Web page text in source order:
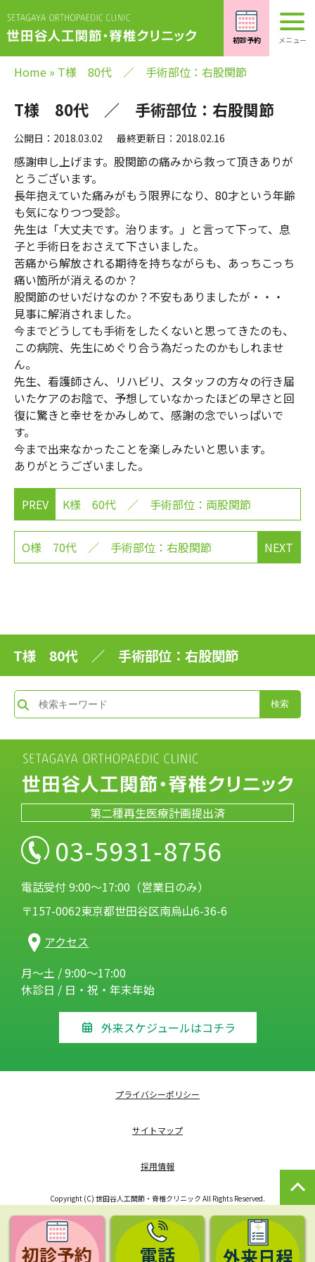
Home » T様 80代 ／ 手術部位：右股関節
T様 80代 ／ 手術部位：右股関節
公開日：2018.03.02 最終更新日：2018.02.16
感謝申し上げます。股関節の痛みから救って頂きありが
とうございます。
長年抱えていた痛みがもう限界になり、80才という年齢
も気になりつつ受診。
先生は「大丈夫です。治ります。」と言って下って、息
子と手術日をおさえて下さいました。
苦痛から解放される期待を持ちながらも、あっちこっち
痛い箇所が消えるのか？
股関節のせいだけなのか？不安もありましたが・・・
見事に解消されました。
今までどうしても手術をしたくないと思ってきたのも、
この病院、先生にめぐり合う為だったのかもしれませ
ん。
先生、看護師さん、リハビリ、スタッフの方々の行き届
いたケアのお陰で、予想していなかったほどの早さと回
復に驚きと幸せをかみしめて、感謝の念でいっぱいで
す。
今まで出来なかったことを楽しみたいと思います。
ありがとうございました。
PREV K様 60代 ／ 手術部位：両股関節
NEXT
O様 70代 ／ 手術部位：右股関節
T様 80代 ／ 手術部位：右股関節
第二種再生医療計画提出済
03-5931-8756
電話受付 9:00～17:00（営業日のみ）
〒157-0062東京都世田谷区南烏山6-36-6
アクセス
月～土 / 9:00～17:00
休診日 / 日・祝・年末年始
外来スケジュールはコチラ
プライバシーポリシー
サイトマップ
採用情報
Copyright (C) 世田谷人工関節・脊椎クリニック All Rights Reserved.
初診予約 電話 外来日程